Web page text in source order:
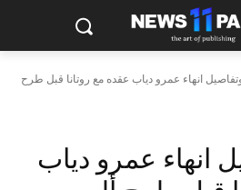
انهاء عمرو دياب عقده مع روتانا قبل طرح
انهاء عمرو دياب